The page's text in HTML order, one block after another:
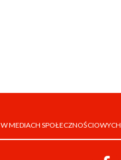
MEDIACH SPOŁECZNOŚCIOWYCH